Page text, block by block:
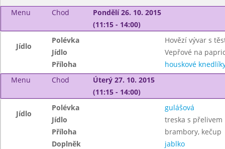
Menu Chod
Pondělí 26. 10. 2015
(11:15 - 14:00)
Jídlo
Polévka
Hovězí vývar s
Jídlo
Vepřové na
Příloha
houskové
Menu
Chod
Úterý 27. 10. 2015
(11:15 - 14:00)
Jídlo
Polévka
gulášová
Jídlo
treska s přelivem
Příloha
brambory, kečup
Doplněk
jablko